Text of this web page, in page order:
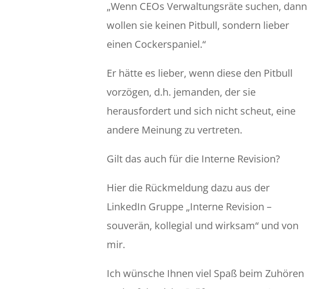
„Wenn CEOs Verwaltungsräte suchen, dann
wollen sie keinen Pitbull, sondern lieber
einen Cockerspaniel.“
Er hätte es lieber, wenn diese den Pitbull
vorzögen, d.h. jemanden, der sie
herausfordert und sich nicht scheut, eine
andere Meinung zu vertreten.
Gilt das auch für die Interne Revision?
Hier die Rückmeldung dazu aus der
LinkedIn Gruppe „Interne Revision –
souverän, kollegial und wirksam“ und von
mir.
Ich wünsche Ihnen viel Spaß beim Zuhören